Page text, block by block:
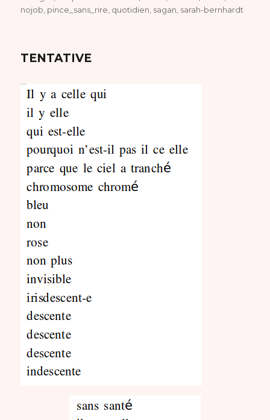
nojob pince_sans_rire quotidien sagan sarah-bernhardt
TENTATIVE